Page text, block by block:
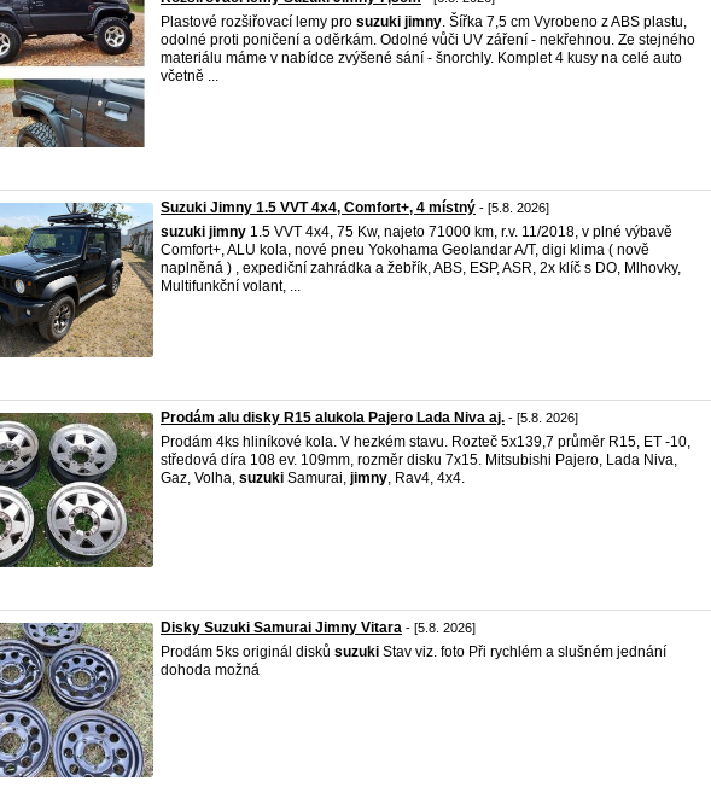
Plastové rozšiřovací lemy pro suzuki jimny. Šířka 7,5 cm Vyrobeno z ABS plastu,
odolné proti poničení a oděrkám. Odolné vůči UV záření - nekřehnou. Ze stejného
materiálu máme v nabídce zvýšené sání - šnorchly. Komplet 4 kusy na celé auto
včetně ...
Suzuki Jimny 1.5 VVT 4x4, Comfort+, 4 místný - [5.8. 2026]
suzuki jimny 1.5 VVT 4x4, 75 Kw, najeto 71000 km, r.v. 11/2018, v plné výbavě
Comfort+, ALU kola, nové pneu Yokohama Geolandar A/T, digi klima ( nově
naplněná ) , expediční zahrádka a žebřík, ABS, ESP, ASR, 2x klíč s DO, Mlhovky,
Multifunkční volant, ...
Prodám alu disky R15 alukola Pajero Lada Niva aj. - [5.8. 2026]
Prodám 4ks hliníkové kola. V hezkém stavu. Rozteč 5x139,7 průměr R15, ET -10,
středová díra 108 ev. 109mm, rozměr disku 7x15. Mitsubishi Pajero, Lada Niva,
Gaz, Volha, suzuki Samurai, jimny, Rav4, 4x4.
Disky Suzuki Samurai Jimny Vitara - [5.8. 2026]
Prodám 5ks originál disků suzuki Stav viz. foto Při rychlém a slušném jednání
dohoda možná